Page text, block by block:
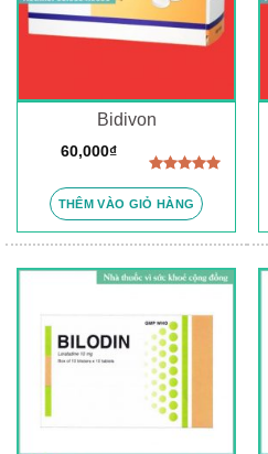
Bidivon
hạng5.00
5 sao
60,000₫
THÊM VÀO GIỎ HÀNG